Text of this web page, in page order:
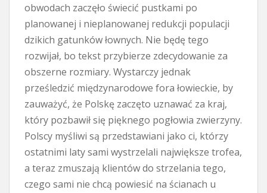
obwodach zaczęło świecić pustkami po
planowanej i nieplanowanej redukcji populacji
dzikich gatunków łownych. Nie będę tego
rozwijał, bo tekst przybierze zdecydowanie za
obszerne rozmiary. Wystarczy jednak
prześledzić międzynarodowe fora łowieckie, by
zauważyć, że Polskę zaczęto uznawać za kraj,
który pozbawił się pięknego pogłowia zwierzyny.
Polscy myśliwi są przedstawiani jako ci, którzy
ostatnimi laty sami wystrzelali największe trofea,
a teraz zmuszają klientów do strzelania tego,
czego sami nie chcą powiesić na ścianach u